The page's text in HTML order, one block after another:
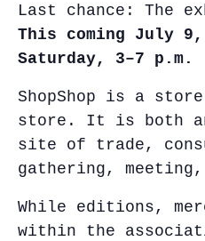
Last chance: The
This coming July 9,
Saturday, 3–7 p.m.
ShopShop is a
store. It is both
site of trade,
gathering,
While editions,
within the